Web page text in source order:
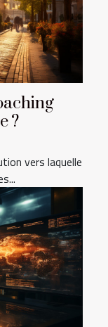
?
vers laquelle